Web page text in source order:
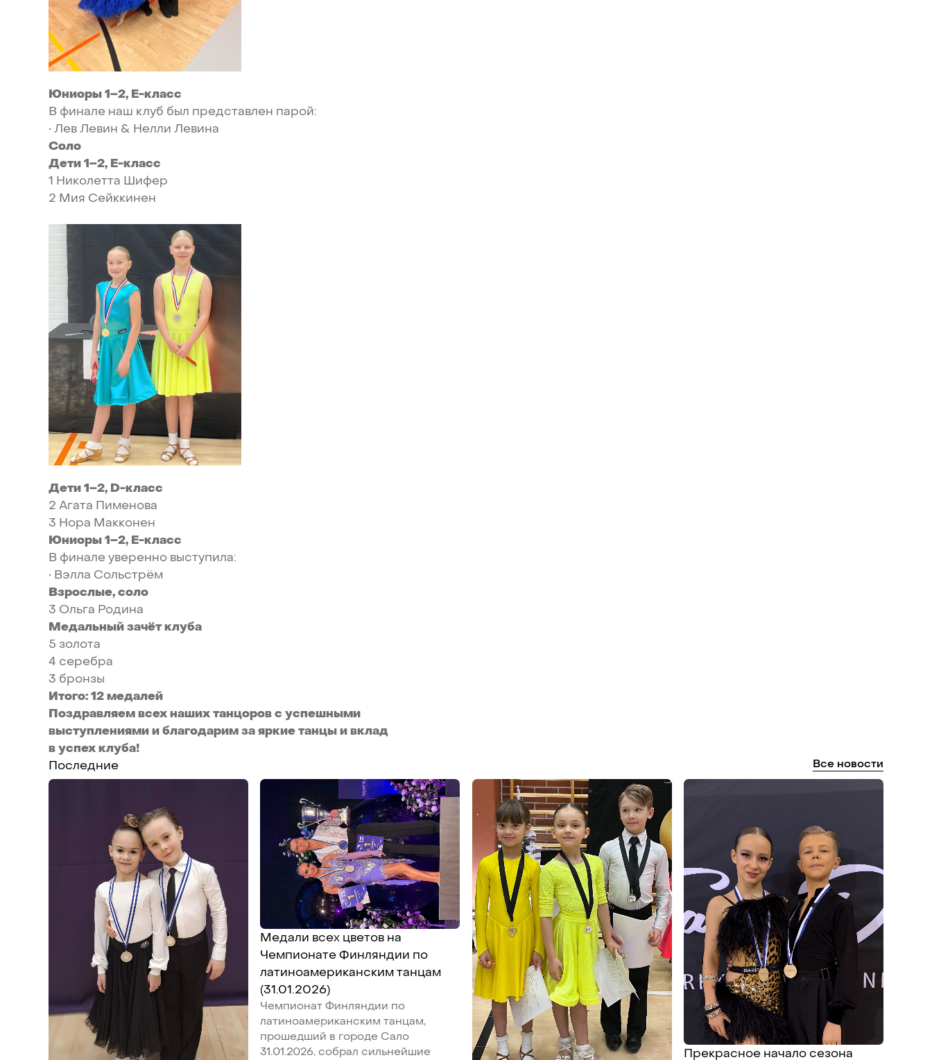
Юниоры1–2, Е-класс
В финале наш клуб был представлен парой:
• ЛевЛевин & Нелли Левина
Соло
Дети1–2, Е-класс
1 Николетта Шифер
2 Мия Сейккинен
Дети1–2, D-класс
2 Агата Пименова
3 Нора Макконен
Юниоры1–2, Е-класс
В финалеуверенно выступила:
• Вэлла Сольстрём
Взрослые,соло
3 Ольга Родина
Медальныйзачётклуба
5 золота
4 серебра
3 бронзы
Итого:12медалей
Поздравляемвсехнашихтанцоровс успешными
выступлениямииблагодаримзаяркиетанцыивклад
вуспехклуба!
Последние
Все новости
Медали всех цветов на
Чемпионате Финляндии по
латиноамериканским танцам
(31.01.2026)
Чемпионат Финляндии по
латиноамериканским танцам,
прошедший в городе Сало
31.01.2026, собрал сильнейшие
Прекрасное начало сезона